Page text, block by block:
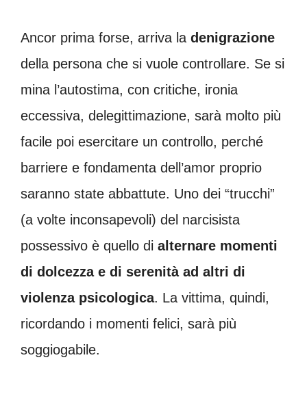
Ancor prima forse, arriva la denigrazione
della persona che si vuole controllare. Se si
mina l’autostima, con critiche, ironia
eccessiva, delegittimazione, sarà molto più
facile poi esercitare un controllo, perché
barriere e fondamenta dell’amor proprio
saranno state abbattute. Uno dei “trucchi”
(a volte inconsapevoli) del narcisista
possessivo è quello di alternare momenti
di dolcezza e di serenità ad altri di
violenza psicologica. La vittima, quindi,
ricordando i momenti felici, sarà più
soggiogabile.